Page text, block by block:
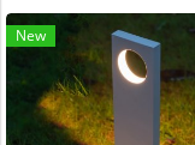
New